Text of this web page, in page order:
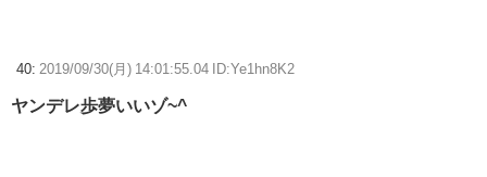
40: 2019/09/30(月) 14:01:55.04 ID:Ye1hn8K2
ヤンデレ歩夢いいゾ~^